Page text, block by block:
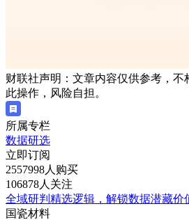
财联社声明：文章内容仅供参考，
此操作，风险自担。
所属专栏
数据研选
立即订阅
2557998人购买
106878人关注
全域研判精选逻辑，解锁数据潜藏价
国瓷材料